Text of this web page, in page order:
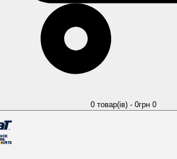
0 товар(ів) - 0грн 0